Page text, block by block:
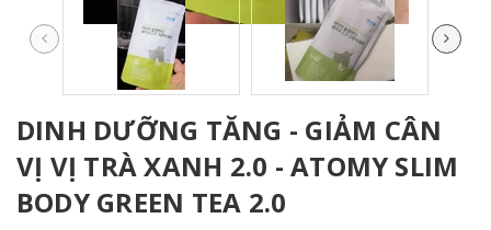
DINH DƯỠNG TĂNG - GIẢM CÂN
VỊ VỊ TRÀ XANH 2.0 - ATOMY SLIM
BODY GREEN TEA 2.0